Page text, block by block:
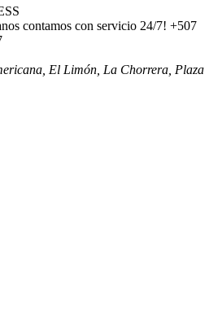
contamos con servicio 24/7! +507
El Limón, La Chorrera, Plaza